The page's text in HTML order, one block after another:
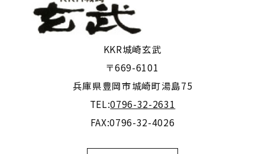
KKR城崎玄武
〒669-6101
兵庫県豊岡市城崎町湯島75
TEL:0796-32-2631
FAX:0796-32-4026